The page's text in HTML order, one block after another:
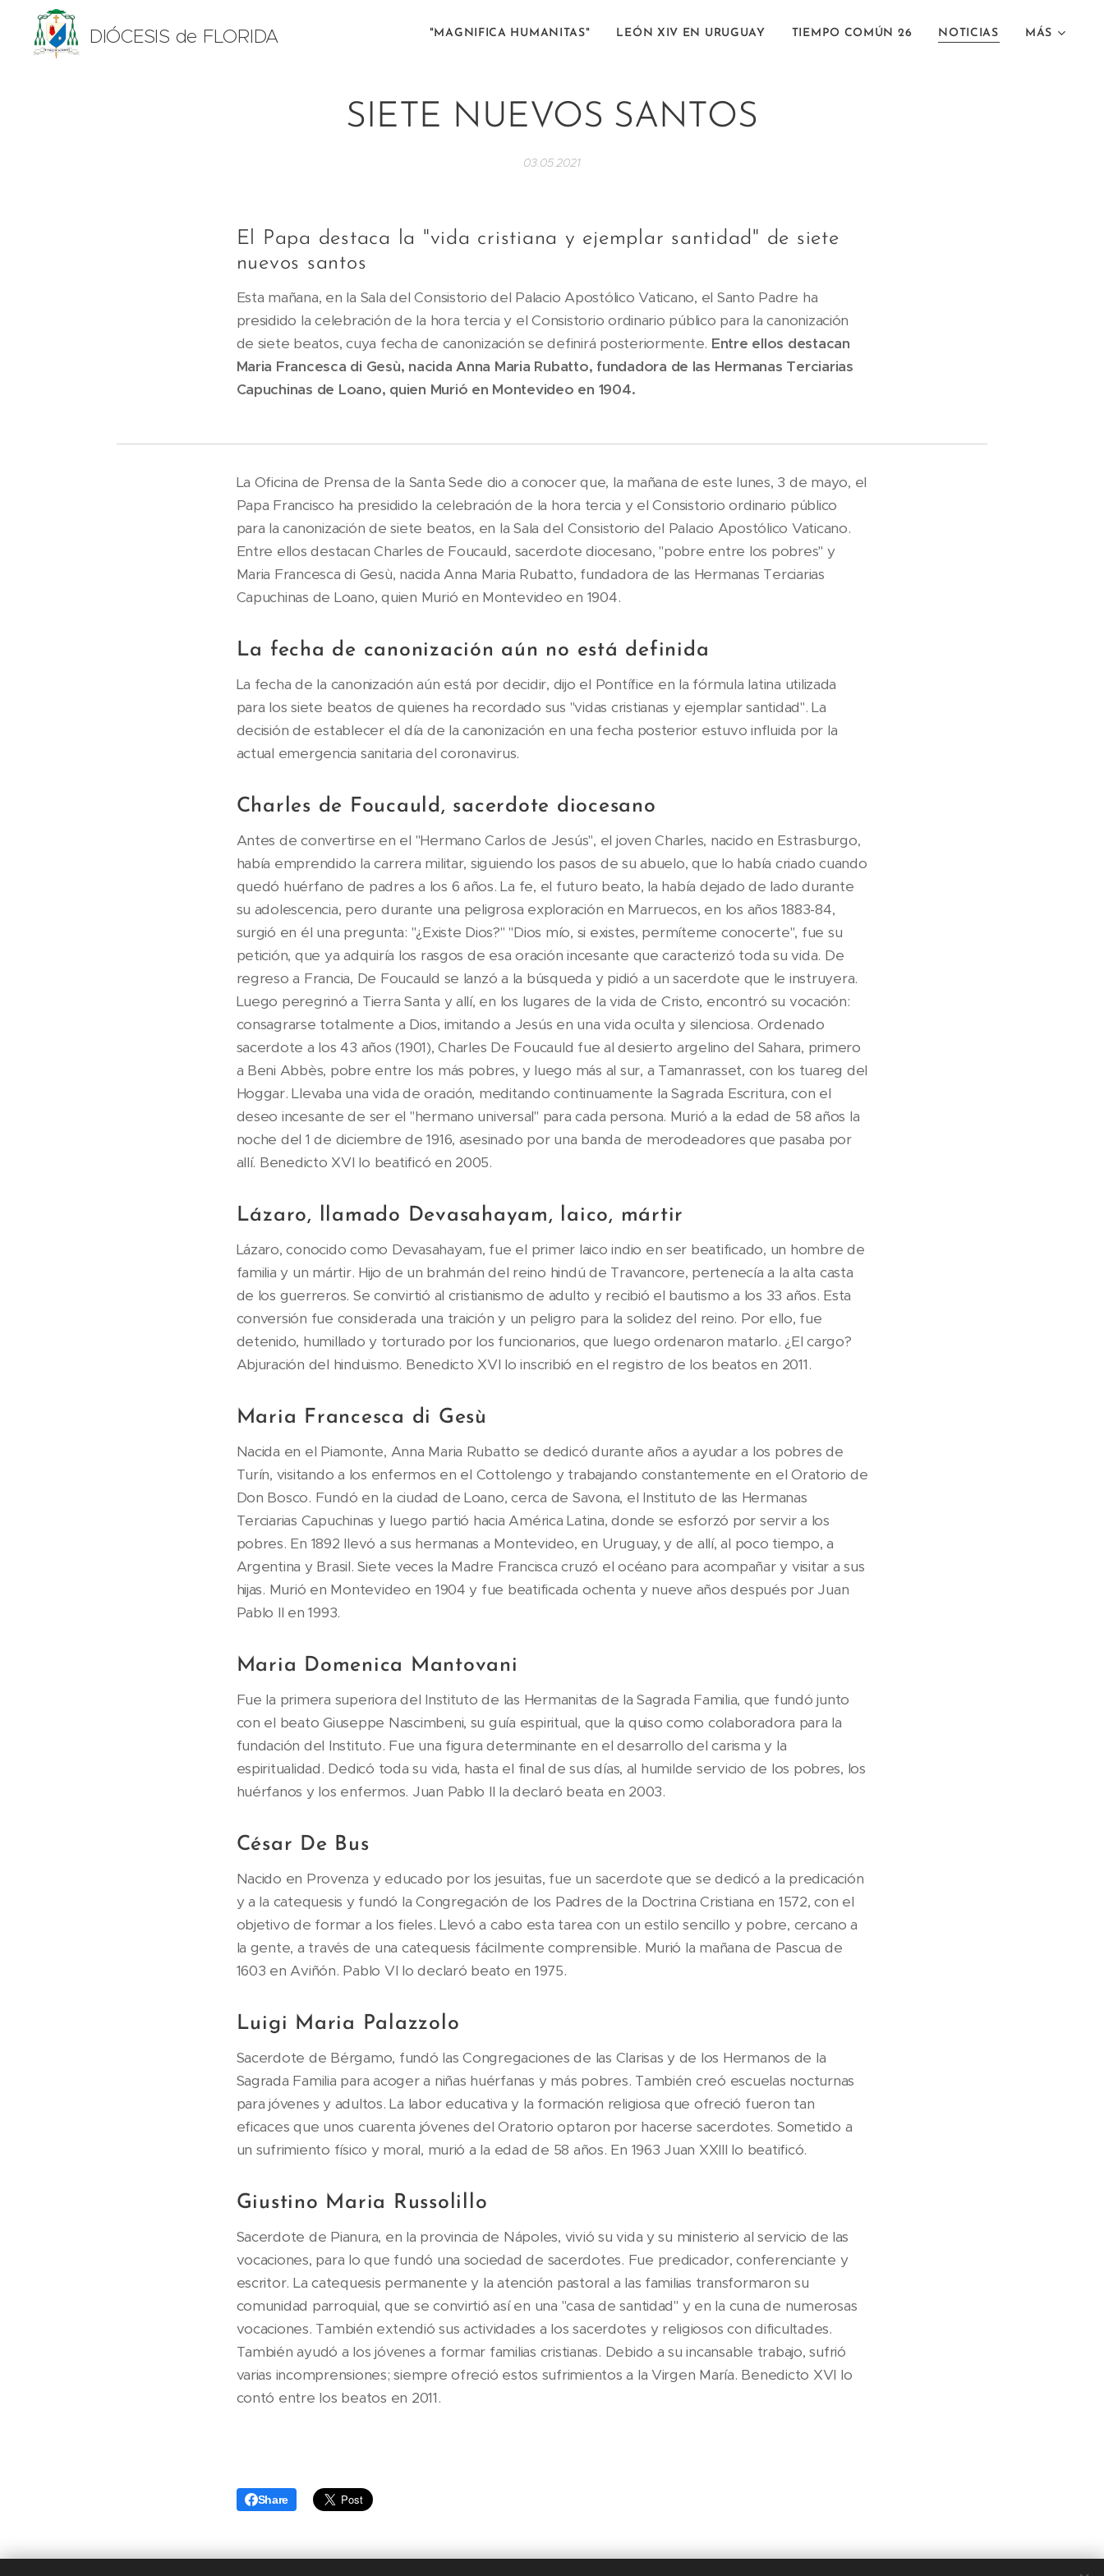
DIÓCESIS de FLORIDA "MAGNIFICA HUMANITAS" LEÓN XIV EN URUGUAY TIEMPO COMÚN 26 NOTICIAS MÁS
SIETE NUEVOS SANTOS
03.05.2021
El Papa destaca la "vida cristiana y ejemplar santidad" de siete
nuevos santos
Esta mañana, en la Sala del Consistorio del Palacio Apostólico Vaticano, el Santo Padre ha
presidido la celebración de la hora tercia y el Consistorio ordinario público para la canonización
de siete beatos, cuya fecha de canonización se definirá posteriormente. Entre ellos destacan
Maria Francesca di Gesù, nacida Anna Maria Rubatto, fundadora de las Hermanas Terciarias
Capuchinas de Loano, quien Murió en Montevideo en 1904.
La Oficina de Prensa de la Santa Sede dio a conocer que, la mañana de este lunes, 3 de mayo, el
Papa Francisco ha presidido la celebración de la hora tercia y el Consistorio ordinario público
para la canonización de siete beatos, en la Sala del Consistorio del Palacio Apostólico Vaticano.
Entre ellos destacan Charles de Foucauld, sacerdote diocesano, "pobre entre los pobres" y
Maria Francesca di Gesù, nacida Anna Maria Rubatto, fundadora de las Hermanas Terciarias
Capuchinas de Loano, quien Murió en Montevideo en 1904.
La fecha de canonización aún no está definida
La fecha de la canonización aún está por decidir, dijo el Pontífice en la fórmula latina utilizada
para los siete beatos de quienes ha recordado sus "vidas cristianas y ejemplar santidad". La
decisión de establecer el día de la canonización en una fecha posterior estuvo influida por la
actual emergencia sanitaria del coronavirus.
Charles de Foucauld, sacerdote diocesano
Antes de convertirse en el "Hermano Carlos de Jesús", el joven Charles, nacido en Estrasburgo,
había emprendido la carrera militar, siguiendo los pasos de su abuelo, que lo había criado cuando
quedó huérfano de padres a los 6 años. La fe, el futuro beato, la había dejado de lado durante
su adolescencia, pero durante una peligrosa exploración en Marruecos, en los años 1883-84,
surgió en él una pregunta: "¿Existe Dios?" "Dios mío, si existes, permíteme conocerte", fue su
petición, que ya adquiría los rasgos de esa oración incesante que caracterizó toda su vida. De
regreso a Francia, De Foucauld se lanzó a la búsqueda y pidió a un sacerdote que le instruyera.
Luego peregrinó a Tierra Santa y allí, en los lugares de la vida de Cristo, encontró su vocación:
consagrarse totalmente a Dios, imitando a Jesús en una vida oculta y silenciosa. Ordenado
sacerdote a los 43 años (1901), Charles De Foucauld fue al desierto argelino del Sahara, primero
a Beni Abbès, pobre entre los más pobres, y luego más al sur, a Tamanrasset, con los tuareg del
Hoggar. Llevaba una vida de oración, meditando continuamente la Sagrada Escritura, con el
deseo incesante de ser el "hermano universal" para cada persona. Murió a la edad de 58 años la
noche del 1 de diciembre de 1916, asesinado por una banda de merodeadores que pasaba por
allí. Benedicto XVI lo beatificó en 2005.
Lázaro, llamado Devasahayam, laico, mártir
Lázaro, conocido como Devasahayam, fue el primer laico indio en ser beatificado, un hombre de
familia y un mártir. Hijo de un brahmán del reino hindú de Travancore, pertenecía a la alta casta
de los guerreros. Se convirtió al cristianismo de adulto y recibió el bautismo a los 33 años. Esta
conversión fue considerada una traición y un peligro para la solidez del reino. Por ello, fue
detenido, humillado y torturado por los funcionarios, que luego ordenaron matarlo. ¿El cargo?
Abjuración del hinduismo. Benedicto XVI lo inscribió en el registro de los beatos en 2011.
Maria Francesca di Gesù
Nacida en el Piamonte, Anna Maria Rubatto se dedicó durante años a ayudar a los pobres de
Turín, visitando a los enfermos en el Cottolengo y trabajando constantemente en el Oratorio de
Don Bosco. Fundó en la ciudad de Loano, cerca de Savona, el Instituto de las Hermanas
Terciarias Capuchinas y luego partió hacia América Latina, donde se esforzó por servir a los
pobres. En 1892 llevó a sus hermanas a Montevideo, en Uruguay, y de allí, al poco tiempo, a
Argentina y Brasil. Siete veces la Madre Francisca cruzó el océano para acompañar y visitar a sus
hijas. Murió en Montevideo en 1904 y fue beatificada ochenta y nueve años después por Juan
Pablo II en 1993.
Maria Domenica Mantovani
Fue la primera superiora del Instituto de las Hermanitas de la Sagrada Familia, que fundó junto
con el beato Giuseppe Nascimbeni, su guía espiritual, que la quiso como colaboradora para la
fundación del Instituto. Fue una figura determinante en el desarrollo del carisma y la
espiritualidad. Dedicó toda su vida, hasta el final de sus días, al humilde servicio de los pobres, los
huérfanos y los enfermos. Juan Pablo II la declaró beata en 2003.
César De Bus
Nacido en Provenza y educado por los jesuitas, fue un sacerdote que se dedicó a la predicación
y a la catequesis y fundó la Congregación de los Padres de la Doctrina Cristiana en 1572, con el
objetivo de formar a los fieles. Llevó a cabo esta tarea con un estilo sencillo y pobre, cercano a
la gente, a través de una catequesis fácilmente comprensible. Murió la mañana de Pascua de
1603 en Aviñón. Pablo VI lo declaró beato en 1975.
Luigi Maria Palazzolo
Sacerdote de Bérgamo, fundó las Congregaciones de las Clarisas y de los Hermanos de la
Sagrada Familia para acoger a niñas huérfanas y más pobres. También creó escuelas nocturnas
para jóvenes y adultos. La labor educativa y la formación religiosa que ofreció fueron tan
eficaces que unos cuarenta jóvenes del Oratorio optaron por hacerse sacerdotes. Sometido a
un sufrimiento físico y moral, murió a la edad de 58 años. En 1963 Juan XXIII lo beatificó.
Giustino Maria Russolillo
Sacerdote de Pianura, en la provincia de Nápoles, vivió su vida y su ministerio al servicio de las
vocaciones, para lo que fundó una sociedad de sacerdotes. Fue predicador, conferenciante y
escritor. La catequesis permanente y la atención pastoral a las familias transformaron su
comunidad parroquial, que se convirtió así en una "casa de santidad" y en la cuna de numerosas
vocaciones. También extendió sus actividades a los sacerdotes y religiosos con dificultades.
También ayudó a los jóvenes a formar familias cristianas. Debido a su incansable trabajo, sufrió
varias incomprensiones; siempre ofreció estos sufrimientos a la Virgen María. Benedicto XVI lo
contó entre los beatos en 2011.
Share